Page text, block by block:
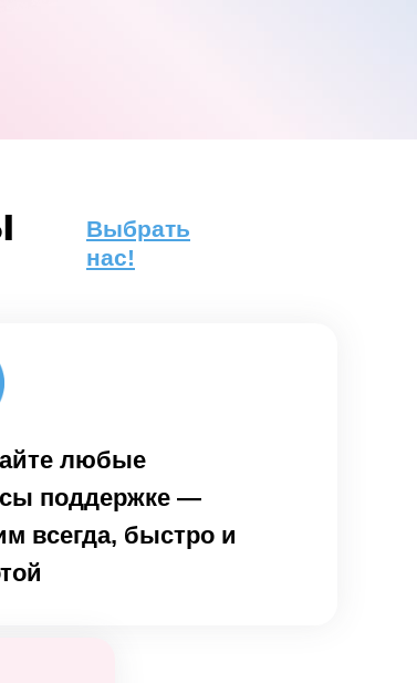
Выбрать
нас!
любые
поддержке —
всегда, быстро и